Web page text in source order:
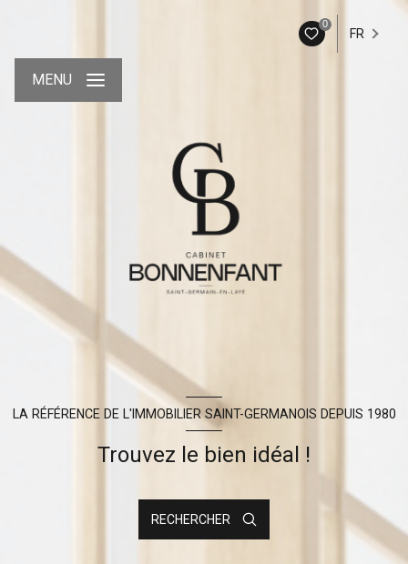
0
FR
MENU
LA RÉFÉRENCE DE L'IMMOBILIER SAINT-GERMANOIS DEPUIS 1980
Trouvez le bien idéal !
RECHERCHER